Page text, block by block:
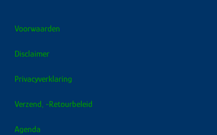
Voorwaarden
Disclaimer
Privacyverklaring
Verzend, -retourbeleid
Agenda